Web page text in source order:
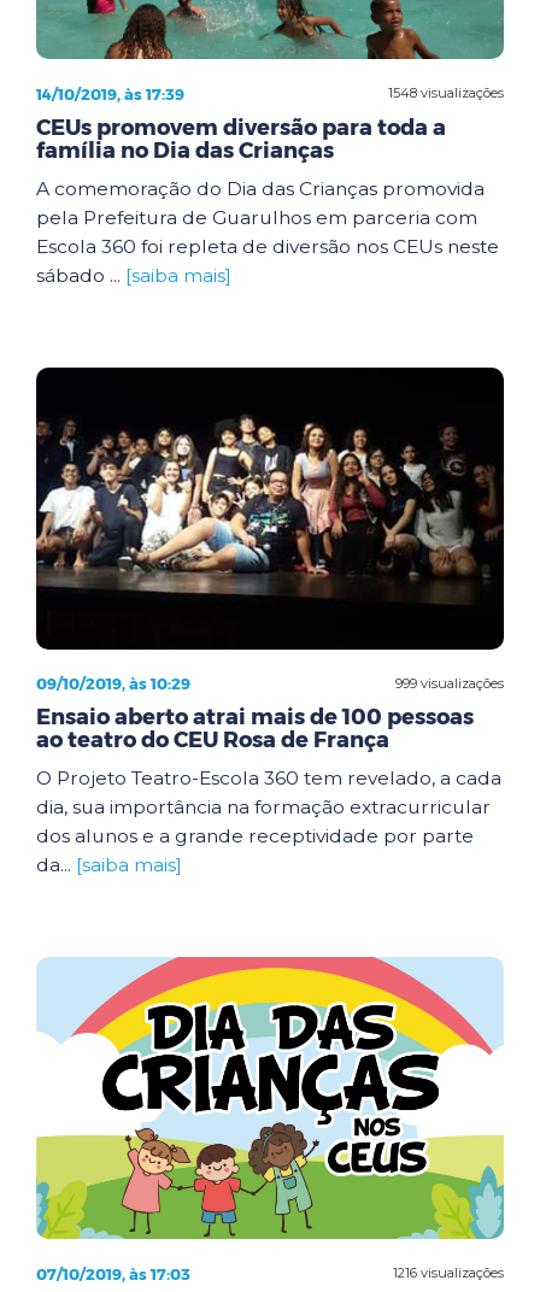
1548 visualizações
14/10/2019, às 17:39
CEUs promovem diversão para toda a
família no Dia das Crianças
A comemoração do Dia das Crianças promovida
pela Prefeitura de Guarulhos em parceria com
Escola 360 foi repleta de diversão nos CEUs neste
sábado ... [saiba mais]
999 visualizações
09/10/2019, às 10:29
Ensaio aberto atrai mais de 100 pessoas
ao teatro do CEU Rosa de França
O Projeto Teatro-Escola 360 tem revelado, a cada
dia, sua importância na formação extracurricular
dos alunos e a grande receptividade por parte
da... [saiba mais]
1216 visualizações
07/10/2019, às 17:03